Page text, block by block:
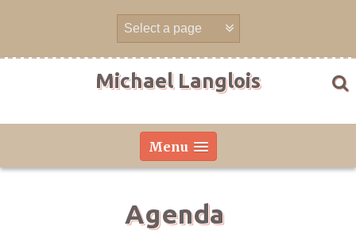
Michael Langlois
Menu
Agenda